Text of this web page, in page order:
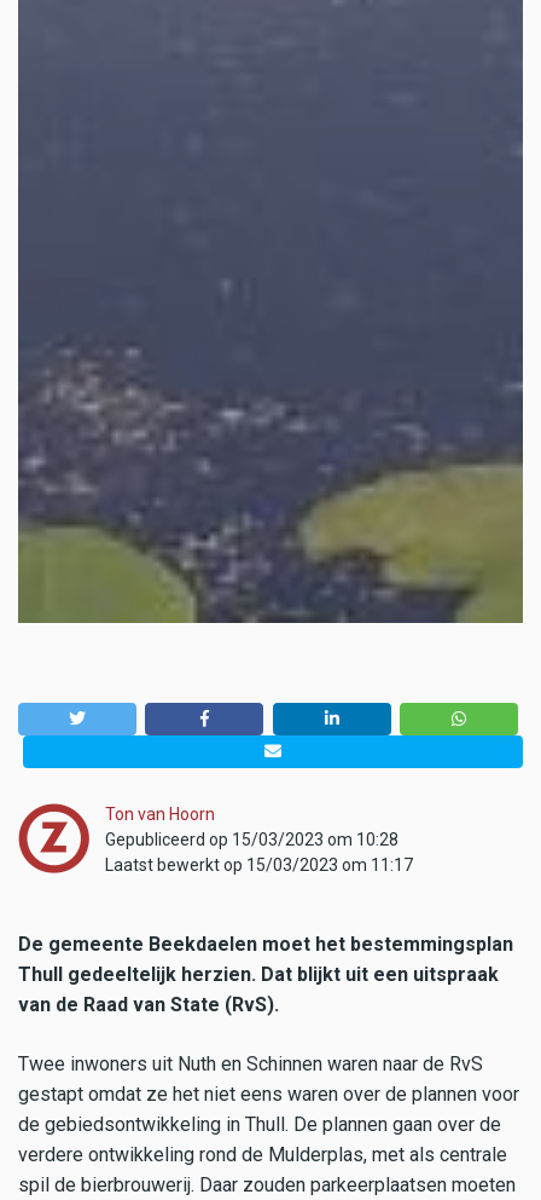
Ton van Hoorn
Gepubliceerd op 15/03/2023 om 10:28
Laatst bewerkt op 15/03/2023 om 11:17
De gemeente Beekdaelen moet het bestemmingsplan
Thull gedeeltelijk herzien. Dat blijkt uit een uitspraak
van de Raad van State (RvS).
Twee inwoners uit Nuth en Schinnen waren naar de RvS
gestapt omdat ze het niet eens waren over de plannen voor
de gebiedsontwikkeling in Thull. De plannen gaan over de
verdere ontwikkeling rond de Mulderplas, met als centrale
spil de bierbrouwerij. Daar zouden parkeerplaatsen moeten